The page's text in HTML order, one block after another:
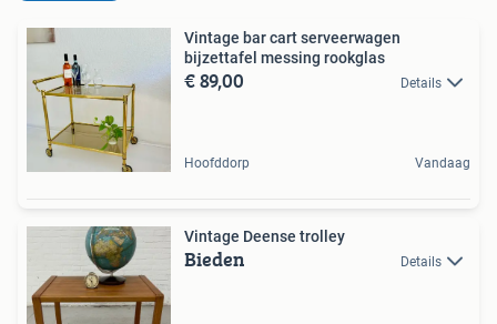
Vintage bar cart serveerwagen
bijzettafel messing rookglas
€ 89,00 Details
Hoofddorp Vandaag
Vintage Deense trolley
Bieden Details